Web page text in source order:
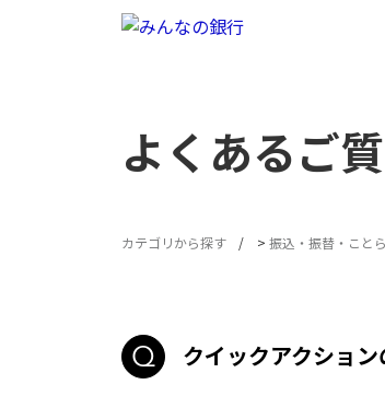
よくあるご
カテゴリから探す > 振込・振替・こと
クイックアクショ